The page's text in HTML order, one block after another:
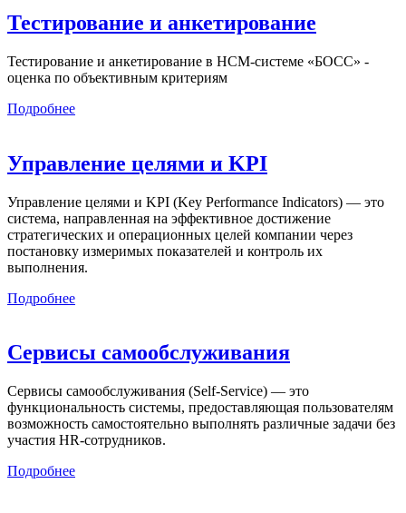
Тестирование и анкетирование
Тестирование и анкетирование в HCM-системе «БОСС» -
оценка по объективным критериям
Подробнее
Управление целями и KPI
Управление целями и KPI (Key Performance Indicators) — это
система, направленная на эффективное достижение
стратегических и операционных целей компании через
постановку измеримых показателей и контроль их
выполнения.
Подробнее
Сервисы самообслуживания
Сервисы самообслуживания (Self-Service) — это
функциональность системы, предоставляющая пользователям
возможность самостоятельно выполнять различные задачи без
участия HR-сотрудников.
Подробнее